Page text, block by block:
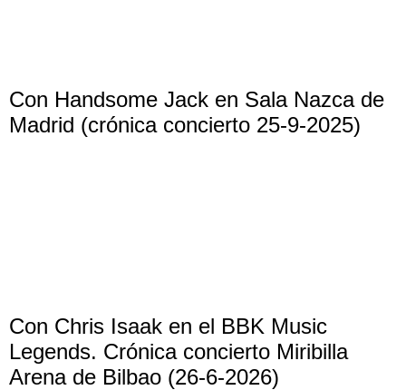
Con Handsome Jack en Sala Nazca de
Madrid (crónica concierto 25-9-2025)
Con Chris Isaak en el BBK Music
Legends. Crónica concierto Miribilla
Arena de Bilbao (26-6-2026)